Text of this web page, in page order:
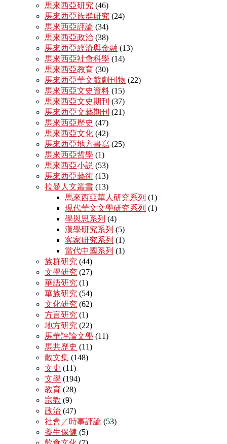
馬來西亞研究 (46)
馬來西亞族群研究 (24)
馬來西亞評論 (34)
馬來西亞政治 (38)
馬來西亞經濟與金融 (13)
馬來西亞社會科學 (14)
馬來西亞教育 (30)
馬來西亞華文戲劇刊物 (22)
馬來西亞文史資料 (15)
馬來西亞文史期刊 (37)
馬來西亞文藝期刊 (21)
馬來西亞歷史 (47)
馬來西亞文化 (42)
馬來西亞地方書寫 (25)
馬來西亞哲學 (1)
馬來西亞小説 (53)
馬來西亞藝術 (13)
拉曼人文叢書 (13)
馬來西亞華人研究系列 (1)
現代華文文學研究系列 (1)
學與思系列 (4)
漢學研究系列 (5)
客家研究系列 (1)
當代中國系列 (1)
族群研究 (44)
文學研究 (27)
華語研究 (1)
華族研究 (54)
文化研究 (62)
方言研究 (1)
地方研究 (22)
馬華評論文學 (11)
馬共歷史 (11)
散文集 (148)
文史 (11)
文學 (194)
教育 (28)
宗教 (9)
政治 (47)
社會／時事評論 (53)
養生保健 (5)